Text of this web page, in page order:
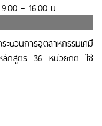
9.00 – 16.00 น.
บวนการอุตสาหกรรมเคมี
ลักสูตร 36 หน่วยกิต ใช้